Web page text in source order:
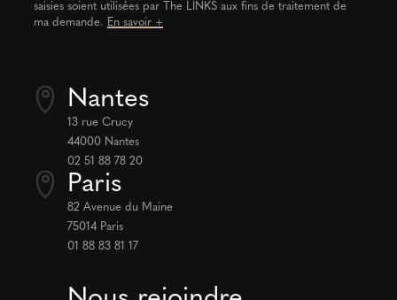
saisies soient utilisées par The LINKS aux fins de traitement de
ma demande. En savoir +
Nantes
13 rue Crucy
44000 Nantes
02 51 88 78 20
Paris
82 Avenue du Maine
75014 Paris
01 88 83 81 17